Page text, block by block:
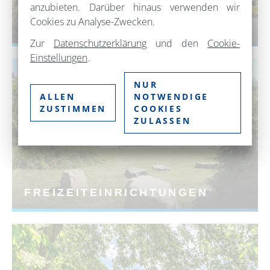
REISEBAUSTEINE
FREIZEITEINRICHTUNGEN
anzubieten. Darüber hinaus verwenden wir
Cookies zu Analyse-Zwecken.
Zur Datenschutzerklärung und den Cookie-
Einstellungen.
ALLEN
ZUSTIMMEN
NUR
NOTWENDIGE
COOKIES
ZULASSEN